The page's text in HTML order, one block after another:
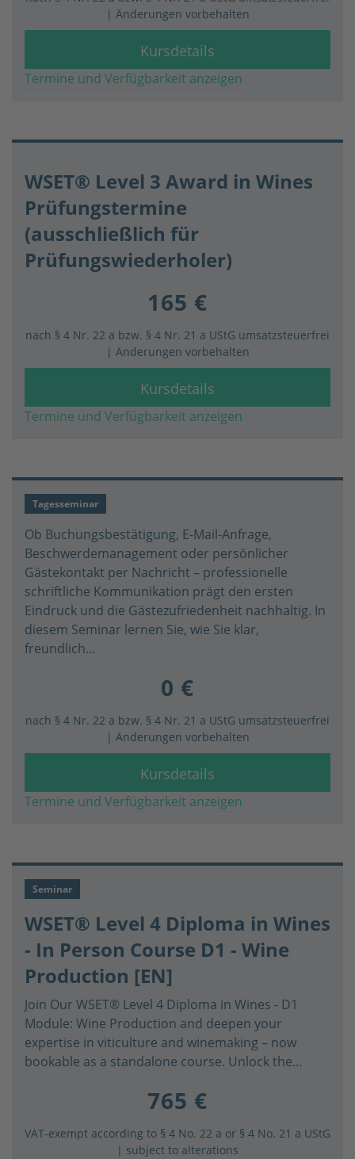
| Änderungen vorbehalten
Kursdetails
Termine und Verfügbarkeit anzeigen
WSET® Level 3 Award in Wines
Prüfungstermine
(ausschließlich für
Prüfungswiederholer)
165 €
nach § 4 Nr. 22 a bzw. § 4 Nr. 21 a UStG umsatzsteuerfrei
| Änderungen vorbehalten
Kursdetails
Termine und Verfügbarkeit anzeigen
Tagesseminar
Ob Buchungsbestätigung, E-Mail-Anfrage,
Beschwerdemanagement oder persönlicher
Gästekontakt per Nachricht – professionelle
schriftliche Kommunikation prägt den ersten
Eindruck und die Gästezufriedenheit nachhaltig. In
diesem Seminar lernen Sie, wie Sie klar,
freundlich...
0 €
nach § 4 Nr. 22 a bzw. § 4 Nr. 21 a UStG umsatzsteuerfrei
| Änderungen vorbehalten
Kursdetails
Termine und Verfügbarkeit anzeigen
Seminar
WSET® Level 4 Diploma in Wines
- In Person Course D1 - Wine
Production [EN]
Join Our WSET® Level 4 Diploma in Wines - D1
Module: Wine Production and deepen your
expertise in viticulture and winemaking – now
bookable as a standalone course. Unlock the...
765 €
VAT-exempt according to § 4 No. 22 a or § 4 No. 21 a UStG
| subject to alterations